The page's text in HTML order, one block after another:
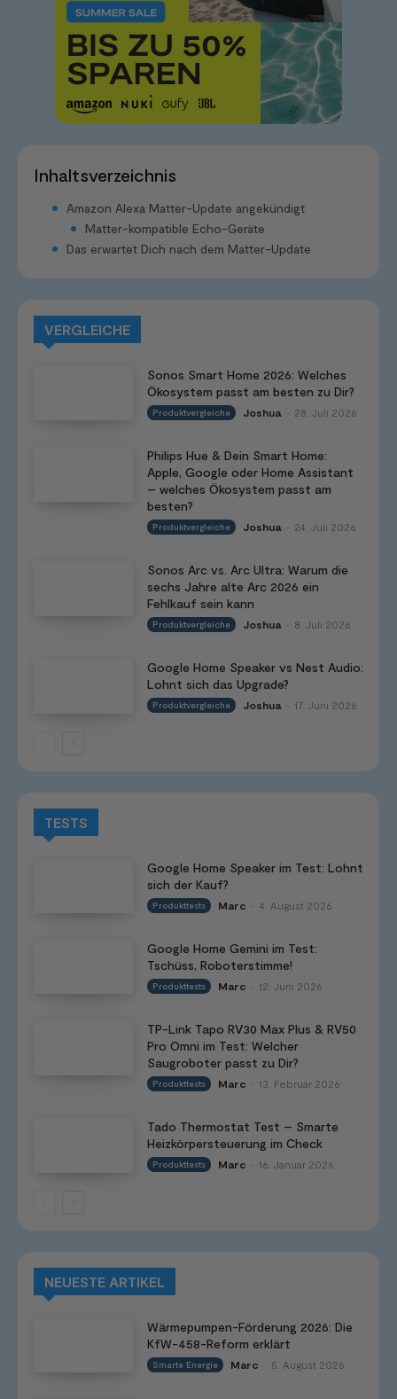
Inhaltsverzeichnis
Amazon Alexa Matter-Update angekündigt
Matter-kompatible Echo-Geräte
Das erwartet Dich nach dem Matter-Update
VERGLEICHE
Sonos Smart Home 2026: Welches
Ökosystem passt am besten zu Dir?
Produktvergleiche Joshua 28. Juli 2026
Philips Hue & Dein Smart Home:
Apple, Google oder Home Assistant
– welches Ökosystem passt am
besten?
Produktvergleiche Joshua 24. Juli 2026
Sonos Arc vs. Arc Ultra: Warum die
sechs Jahre alte Arc 2026 ein
Fehlkauf sein kann
Produktvergleiche Joshua 8. Juli 2026
Google Home Speaker vs Nest Audio:
Lohnt sich das Upgrade?
Produktvergleiche Joshua 17. Juni 2026
TESTS
Google Home Speaker im Test: Lohnt
sich der Kauf?
Produkttests Marc 4. August 2026
Google Home Gemini im Test:
Tschüss, Roboterstimme!
Produkttests Marc 12. Juni 2026
TP-Link Tapo RV30 Max Plus & RV50
Pro Omni im Test: Welcher
Saugroboter passt zu Dir?
Produkttests Marc 13. Februar 2026
Tado Thermostat Test – Smarte
Heizkörpersteuerung im Check
Produkttests Marc 16. Januar 2026
NEUESTE ARTIKEL
Wärmepumpen-Förderung 2026: Die
KfW-458-Reform erklärt
Smarte Energie Marc 5. August 2026